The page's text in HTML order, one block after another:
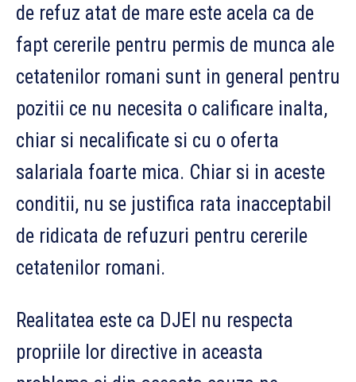
de refuz atat de mare este acela ca de
fapt cererile pentru permis de munca ale
cetatenilor romani sunt in general pentru
pozitii ce nu necesita o calificare inalta,
chiar si necalificate si cu o oferta
salariala foarte mica. Chiar si in aceste
conditii, nu se justifica rata inacceptabil
de ridicata de refuzuri pentru cererile
cetatenilor romani.
Realitatea este ca DJEI nu respecta
propriile lor directive in aceasta